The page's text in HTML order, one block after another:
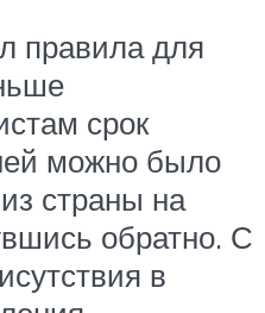
правила для
срок
можно было
страны на
обратно. С
в